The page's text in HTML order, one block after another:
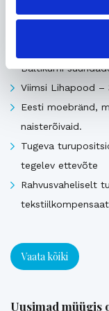
Baltikumi
Viimsi Lihapood
Eesti moebränd,
naisterõivaid.
Tugeva
tegelev ettevõte
Rahvusvaheliselt
Vaata kõiki
Uusimad müügis